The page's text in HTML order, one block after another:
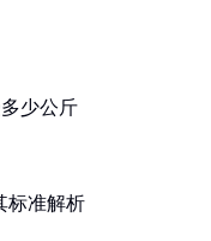
少公斤
标准解析